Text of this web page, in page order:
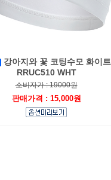
강아지와 꽃 코팅수모 화이트
RRUC510 WHT
소비자가 : 19000원
판매가격 : 15,000원